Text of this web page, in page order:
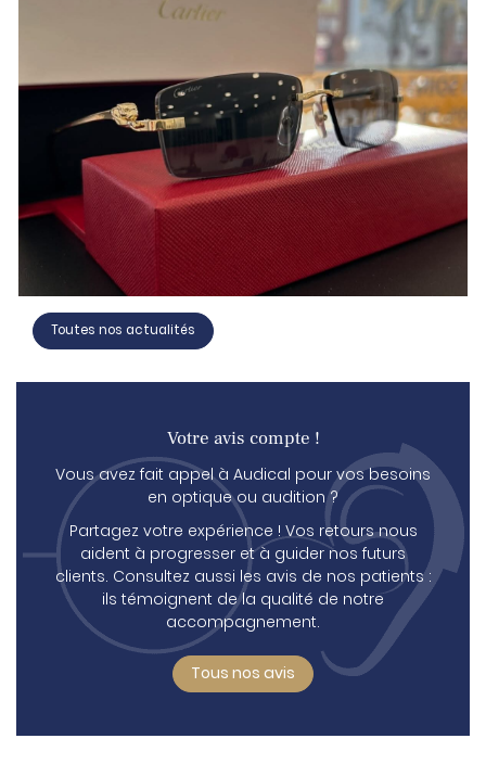
Toutes nos actualités
Votre avis compte !
Vous avez fait appel à Audical pour vos besoins
en optique ou audition ?
Partagez votre expérience ! Vos retours nous
aident à progresser et à guider nos futurs
clients. Consultez aussi les avis de nos patients :
ils témoignent de la qualité de notre
accompagnement.
Tous nos avis